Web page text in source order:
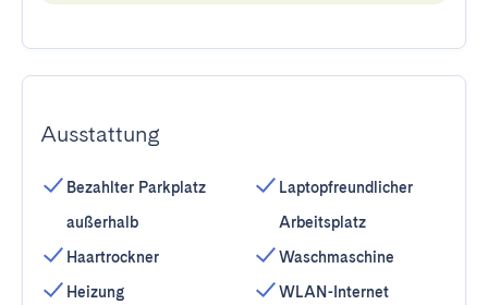
Ausstattung
Bezahlter Parkplatz
außerhalb
Haartrockner
Heizung
Laptopfreundlicher
Arbeitsplatz
Waschmaschine
WLAN-Internet